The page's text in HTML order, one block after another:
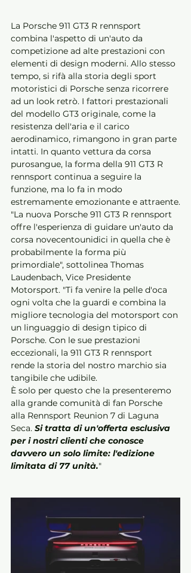
La Porsche 911 GT3 R rennsport
combina l'aspetto di un'auto da
competizione ad alte prestazioni con
elementi di design moderni. Allo stesso
tempo, si rifà alla storia degli sport
motoristici di Porsche senza ricorrere
ad un look retrò. I fattori prestazionali
del modello GT3 originale, come la
resistenza dell'aria e il carico
aerodinamico, rimangono in gran parte
intatti. In quanto vettura da corsa
purosangue, la forma della 911 GT3 R
rennsport continua a seguire la
funzione, ma lo fa in modo
estremamente emozionante e attraente.
"La nuova Porsche 911 GT3 R rennsport
offre l'esperienza di guidare un'auto da
corsa novecentounidici in quella che è
probabilmente la forma più
primordiale", sottolinea Thomas
Laudenbach, Vice Presidente
Motorsport. "Ti fa venire la pelle d'oca
ogni volta che la guardi e combina la
migliore tecnologia del motorsport con
un linguaggio di design tipico di
Porsche. Con le sue prestazioni
eccezionali, la 911 GT3 R rennsport
rende la storia del nostro marchio sia
tangibile che udibile.
È solo per questo che la presenteremo
alla grande comunità di fan Porsche
alla Rennsport Reunion 7 di Laguna
Seca. Si tratta di un'offerta esclusiva
per i nostri clienti che conosce
davvero un solo limite: l'edizione
limitata di 77 unità."